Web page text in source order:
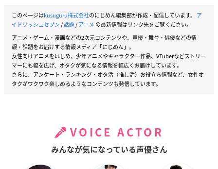
このページはkusuguru株式会社のにじめん編集部が作成・配信しています。 ア
イドリッシュセブン/話題/アニメ の最新情報はリンク先をご覧ください。
アニメ・ゲーム・漫画などの2次元コンテンツや、声優・舞台・俳優などの情
報・話題をお届けする情報メディア「にじめん」。
女性向けアニメをはじめ、少年アニメやキャラクター作品、VTuberなどストリー
マーにも幅を広げ、オタクが気になる情報を幅広くお届けしています。
さらに、アンケート・ランキング・オタ活（推し活）お役立ち情報など、女性オ
タクがワクワク楽しめるようなコンテンツも発信しています。
VOICE ACTOR
みんなが気になっている声優さん